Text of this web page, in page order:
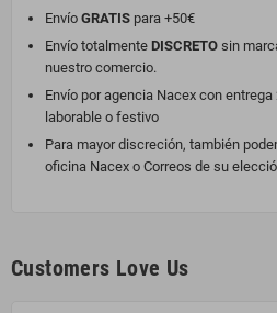
Envío GRATIS para +50€
Envío totalmente DISCRETO sin
nuestro comercio.
Envío por agencia Nacex con
laborable o festivo
Para mayor discreción, también
oficina Nacex o Correos de su
Customers Love Us